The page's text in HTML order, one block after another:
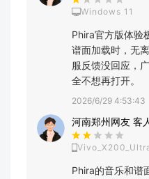
Windows 11
Phira官方版体验
谱面加载时，无
服反馈没回应，
全不想再打开。
2026/6/29 4:53:43
河南郑州网友 客
Phira的音乐和谱